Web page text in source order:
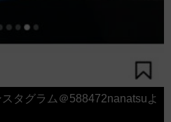
タグラム＠588472nanatsuよ